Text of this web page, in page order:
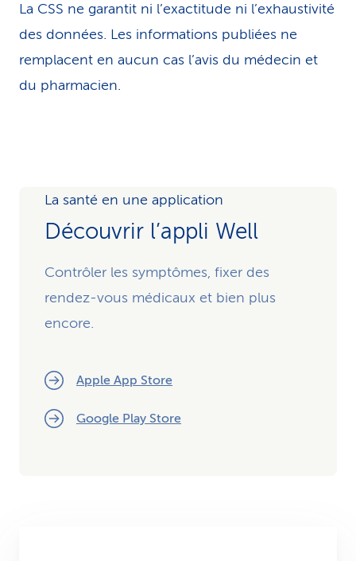
La CSS ne garantit ni l’exactitude ni l’exhaustivité
des données. Les infor­ma­tions publiées ne
remplacent en aucun cas l’avis du médecin et
du pharmacien.
La santé en une application
Découvrir l’appli Well
Contrôler les symptômes, fixer des
rendez-vous médicaux et bien plus
encore.
Apple App Store
Google Play Store